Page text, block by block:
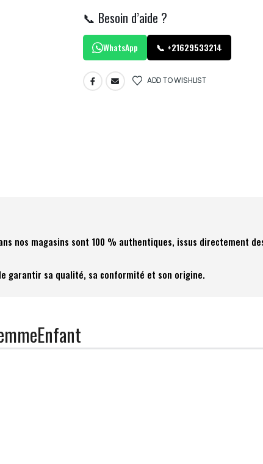
📞 Besoin d’aide ?
WhatsApp 📞 +21629533214
ADD TO WISHLIST
nos magasins sont 100 % authentiques, issus directement
garantir sa qualité, sa conformité et son origine.
Enfant